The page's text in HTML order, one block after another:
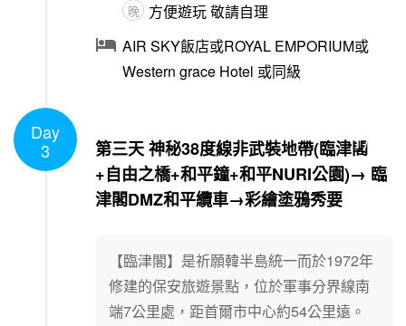
晚 方便遊玩 敬請自理
 AIR SKY飯店或ROYAL EMPORIUM或
Western grace Hotel 或同級
Day
3
第三天 神秘38度線非武裝地帶(臨津閣
+自由之橋+和平鐘+和平NURI公園)→ 臨
津閣DMZ和平纜車→彩繪塗鴉秀要
【臨津閣】是祈願韓半島統一而於1972年
修建的保安旅遊景點，位於軍事分界線南
端7公里處，距首爾市中心約54公里遠。
1/